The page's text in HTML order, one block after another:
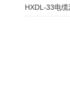
HXDL-33电